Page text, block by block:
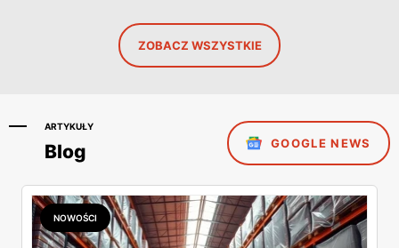
ZOBACZ WSZYSTKIE
ARTYKUŁY
Blog GOOGLE NEWS
NOWOŚCI